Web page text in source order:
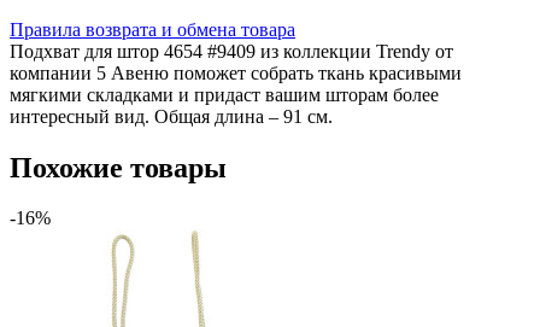
Правила возврата и обмена товара
Подхват для штор 4654 #9409 из коллекции Trendy от
компании 5 Авеню поможет собрать ткань красивыми
мягкими складками и придаст вашим шторам более
интересный вид. Общая длина – 91 см.
Похожие товары
-16%